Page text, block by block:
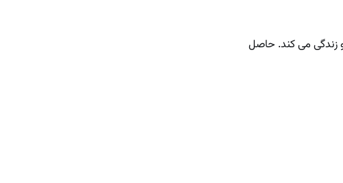
زندگی می کند. حاصل